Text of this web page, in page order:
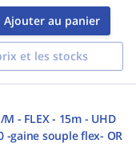
Ajouter au panier
et les stocks
- FLEX - 15m - UHD
-gaine souple flex- OR